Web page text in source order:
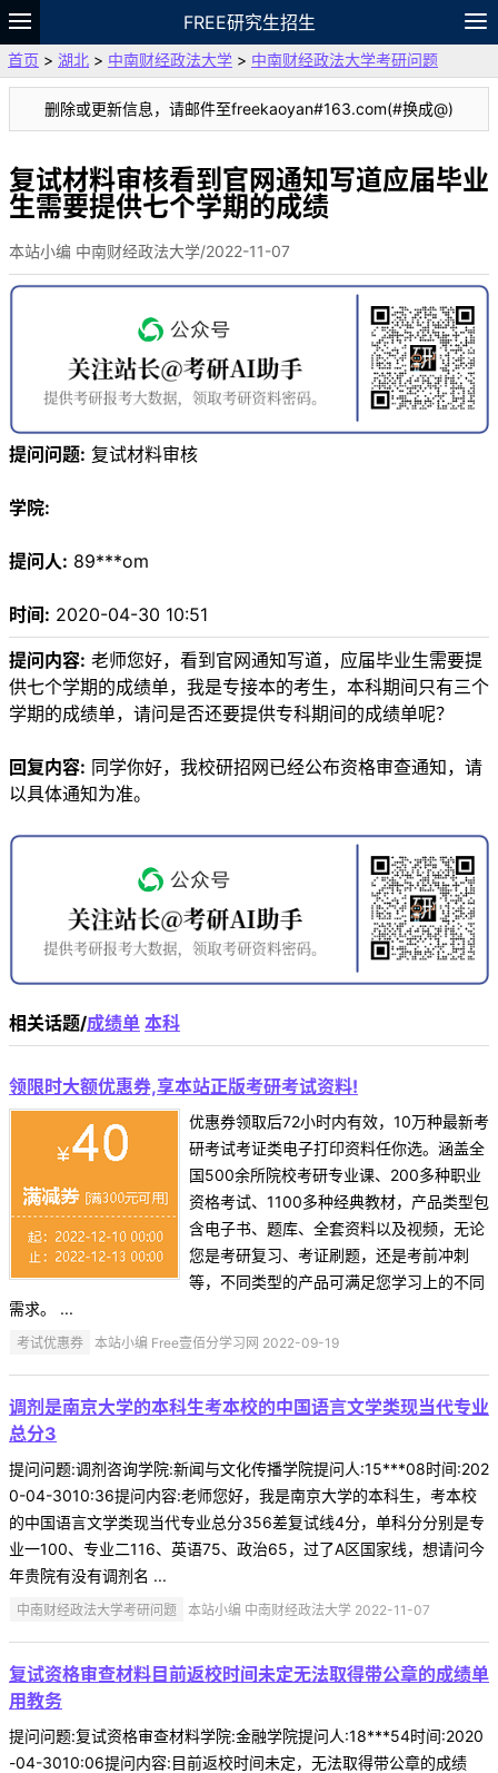
FREE研究生招生
题库
故事 专题 APP 笔记
论坛
VIP
资料
首页 > 湖北 > 中南财经政法大学 > 中南财经政法大学考研问题
删除或更新信息，请邮件至freekaoyan#163.com(#换成@)
复试材料审核看到官网通知写道应届毕业
生需要提供七个学期的成绩
本站小编 中南财经政法大学/2022-11-07
提问问题: 复试材料审核
学院:
提问人: 89***om
时间: 2020-04-30 10:51
提问内容: 老师您好，看到官网通知写道，应届毕业生需要提
供七个学期的成绩单，我是专接本的考生，本科期间只有三个
学期的成绩单，请问是否还要提供专科期间的成绩单呢？
回复内容: 同学你好，我校研招网已经公布资格审查通知，请
以具体通知为准。
相关话题/成绩单 本科
领限时大额优惠券,享本站正版考研考试资料!
优惠券领取后72小时内有效，10万种最新考
研考试考证类电子打印资料任你选。涵盖全
国500余所院校考研专业课、200多种职业
资格考试、1100多种经典教材，产品类型包
含电子书、题库、全套资料以及视频，无论
您是考研复习、考证刷题，还是考前冲刺
等，不同类型的产品可满足您学习上的不同
需求。 ...
考试优惠券 本站小编 Free壹佰分学习网 2022-09-19
调剂是南京大学的本科生考本校的中国语言文学类现当代专业
总分3
提问问题:调剂咨询学院:新闻与文化传播学院提问人:15***08时间:202
0-04-3010:36提问内容:老师您好，我是南京大学的本科生，考本校
的中国语言文学类现当代专业总分356差复试线4分，单科分分别是专
业一100、专业二116、英语75、政治65，过了A区国家线，想请问今
年贵院有没有调剂名 ...
中南财经政法大学考研问题 本站小编 中南财经政法大学 2022-11-07
复试资格审查材料目前返校时间未定无法取得带公章的成绩单
用教务
提问问题:复试资格审查材料学院:金融学院提问人:18***54时间:2020
-04-3010:06提问内容:目前返校时间未定，无法取得带公章的成绩